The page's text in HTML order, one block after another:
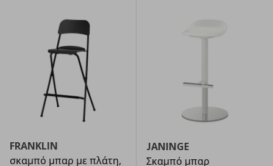
FRANKLIN
σκαμπό μπαρ με πλάτη,
JANINGE
Σκαμπό μπαρ